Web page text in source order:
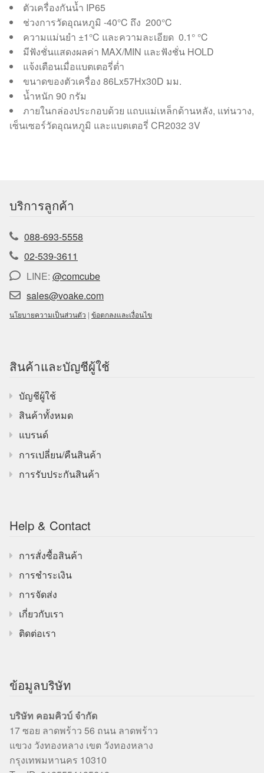
ตัวเครื่องกันน้ำ IP65
ช่วงการวัดอุณหภูมิ -40°C ถึง 200°C
ความแม่นยำ ±1°C และความละเอียด 0.1° °C
มีฟังชั่นแสดงผลค่า MAX/MIN และฟังชั่น HOLD
แจ้งเตือนเมื่อแบตเตอรี่ต่ำ
ขนาดของตัวเครื่อง 86Lx57Hx30D มม.
น้ำหนัก 90 กรัม
ภายในกล่องประกอบด้วย แถบแม่เหล็กด้านหลัง, แท่นวาง,
เซ็นเซอร์วัดอุณหภูมิ และแบตเตอรี่ CR2032 3V
บริการลูกค้า
088-693-5558
02-539-3611
LINE: @comcube
sales@voake.com
นโยบายความเป็นส่วนตัว | ข้อตกลงและเงื่อนไข
สินค้าและบัญชีผู้ใช้
บัญชีผู้ใช้
สินค้าทั้งหมด
แบรนด์
การเปลี่ยน/คืนสินค้า
การรับประกันสินค้า
Help & Contact
การสั่งซื้อสินค้า
การชำระเงิน
การจัดส่ง
เกี่ยวกับเรา
ติดต่อเรา
ข้อมูลบริษัท
บริษัท คอมคิวบ์ จำกัด
17 ซอย ลาดพร้าว 56 ถนน ลาดพร้าว
แขวง วังทองหลาง เขต วังทองหลาง
กรุงเทพมหานคร 10310